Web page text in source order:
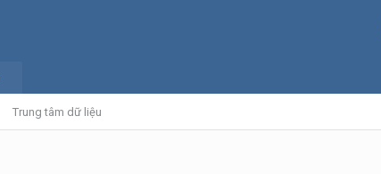
Trung tâm dữ liệu